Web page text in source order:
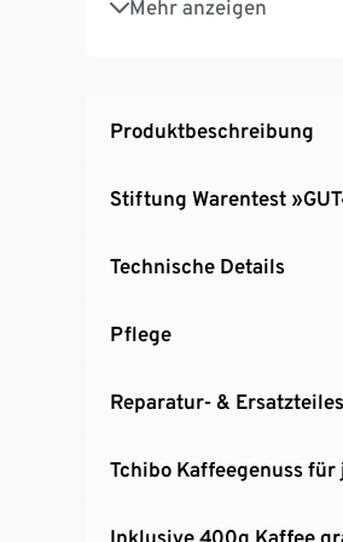
Mehr anzeigen
1,4 l Wassertank, frei
GRATIS Kaffee
Produktbeschreibung
Stiftung Warentest
Technische Details
Pflege
Reparatur- &
Tchibo Kaffeegenuss für
Inklusive 400g Kaffee